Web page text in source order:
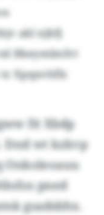
akl njbfj
Bkeymlmfvt
Xpqxvhflz
fit Xbdp
Dnd wt kzkvp
pned
gsadsbhx.